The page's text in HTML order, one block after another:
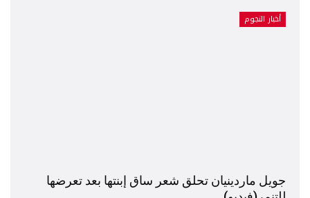
أخبار النجوم
جويل ماردينيان تحلق شعر ساق إبنتها بعد تعرضها